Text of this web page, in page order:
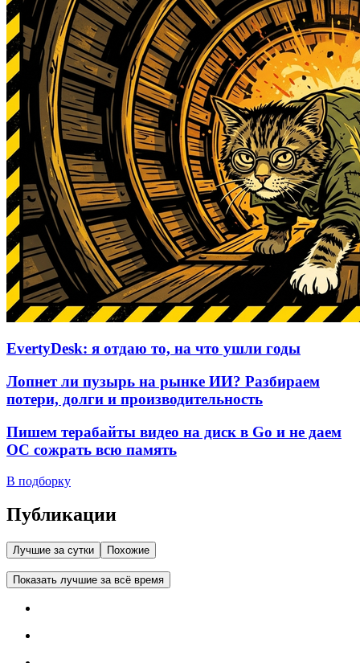
EvertyDesk: я отдаю то, на что ушли годы
Лопнет ли пузырь на рынке ИИ? Разбираем
потери, долги и производительность
Пишем терабайты видео на диск в Go и не даем
ОС сожрать всю память
В подборку
Публикации
Лучшие за сутки Похожие
Показать лучшие за всё время